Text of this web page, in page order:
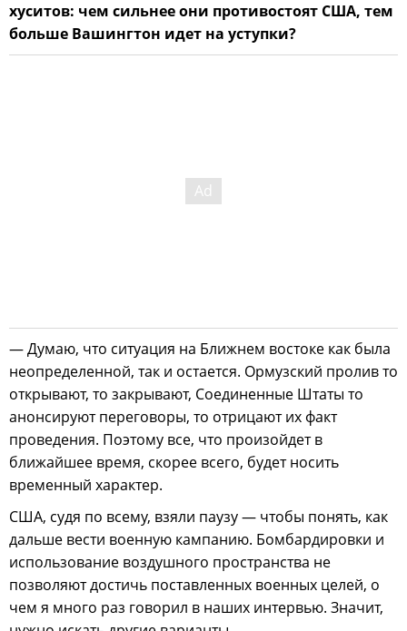
хуситов: чем сильнее они противостоят США, тем
больше Вашингтон идет на уступки?
— Думаю, что ситуация на Ближнем востоке как была
неопределенной, так и остается. Ормузский пролив то
открывают, то закрывают, Соединенные Штаты то
анонсируют переговоры, то отрицают их факт
проведения. Поэтому все, что произойдет в
ближайшее время, скорее всего, будет носить
временный характер.
США, судя по всему, взяли паузу — чтобы понять, как
дальше вести военную кампанию. Бомбардировки и
использование воздушного пространства не
позволяют достичь поставленных военных целей, о
чем я много раз говорил в наших интервью. Значит,